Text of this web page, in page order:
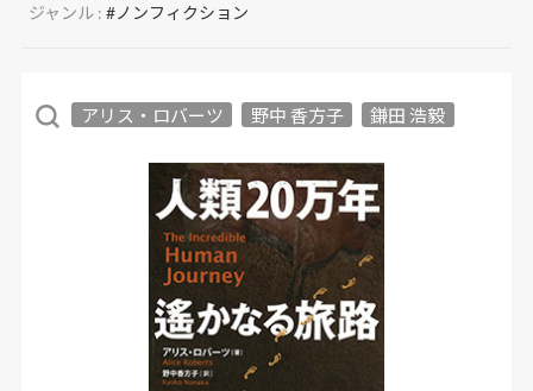
ジャンル :#ノンフィクション
アリス・ロバーツ 野中 香方子 鎌田 浩毅